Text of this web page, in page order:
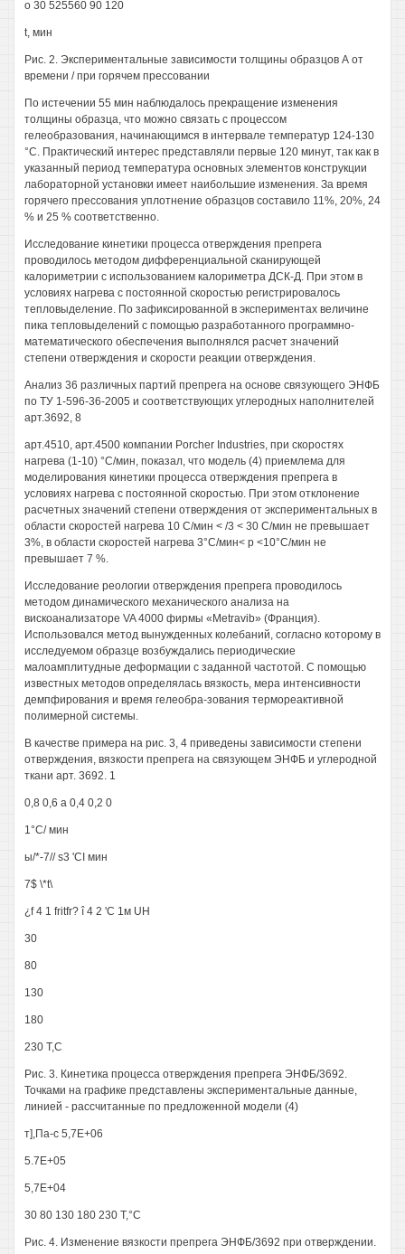
о 30 525560 90 120
t, мин
Рис. 2. Экспериментальные зависимости толщины образцов А от
времени / при горячем прессовании
По истечении 55 мин наблюдалось прекращение изменения
толщины образца, что можно связать с процессом
гелеобразования, начинающимся в интервале температур 124-130
°С. Практический интерес представляли первые 120 минут, так как в
указанный период температура основных элементов конструкции
лабораторной установки имеет наибольшие изменения. За время
горячего прессования уплотнение образцов составило 11%, 20%, 24
% и 25 % соответственно.
Исследование кинетики процесса отверждения препрега
проводилось методом дифференциальной сканирующей
калориметрии с использованием калориметра ДСК-Д. При этом в
условиях нагрева с постоянной скоростью регистрировалось
тепловыделение. По зафиксированной в экспериментах величине
пика тепловыделений с помощью разработанного программно-
математического обеспечения выполнялся расчет значений
степени отверждения и скорости реакции отверждения.
Анализ 36 различных партий препрега на основе связующего ЭНФБ
по ТУ 1-596-36-2005 и соответствующих углеродных наполнителей
арт.3692, 8
арт.4510, арт.4500 компании Porcher Industries, при скоростях
нагрева (1-10) °С/мин, показал, что модель (4) приемлема для
моделирования кинетики процесса отверждения препрега в
условиях нагрева с постоянной скоростью. При этом отклонение
расчетных значений степени отверждения от экспериментальных в
области скоростей нагрева 10 С/мин < /3 < 30 С/мин не превышает
3%, в области скоростей нагрева 3°С/мин< р <10°С/мин не
превышает 7 %.
Исследование реологии отверждения препрега проводилось
методом динамического механического анализа на
вискоанализаторе VA 4000 фирмы «Metravib» (Франция).
Использовался метод вынужденных колебаний, согласно которому в
исследуемом образце возбуждались периодические
малоамплитудные деформации с заданной частотой. С помощью
известных методов определялась вязкость, мера интенсивности
демпфирования и время гелеобра-зования термореактивной
полимерной системы.
В качестве примера на рис. 3, 4 приведены зависимости степени
отверждения, вязкости препрега на связующем ЭНФБ и углеродной
ткани арт. 3692. 1
0,8 0,6 а 0,4 0,2 0
1°С/ мин
ы/*-7// s3 'CI мин
7$ \*t\
¿f 4 1 fritfr? î 4 2 'С 1м UH
30
80
130
180
230 Т,С
Рис. 3. Кинетика процесса отверждения препрега ЭНФБ/3692.
Точками на графике представлены экспериментальные данные,
линией - рассчитанные по предложенной модели (4)
т],Па-с 5,7Е+06
5.7Е+05
5,7Е+04
30 80 130 180 230 Т,°С
Рис. 4. Изменение вязкости препрега ЭНФБ/3692 при отверждении.